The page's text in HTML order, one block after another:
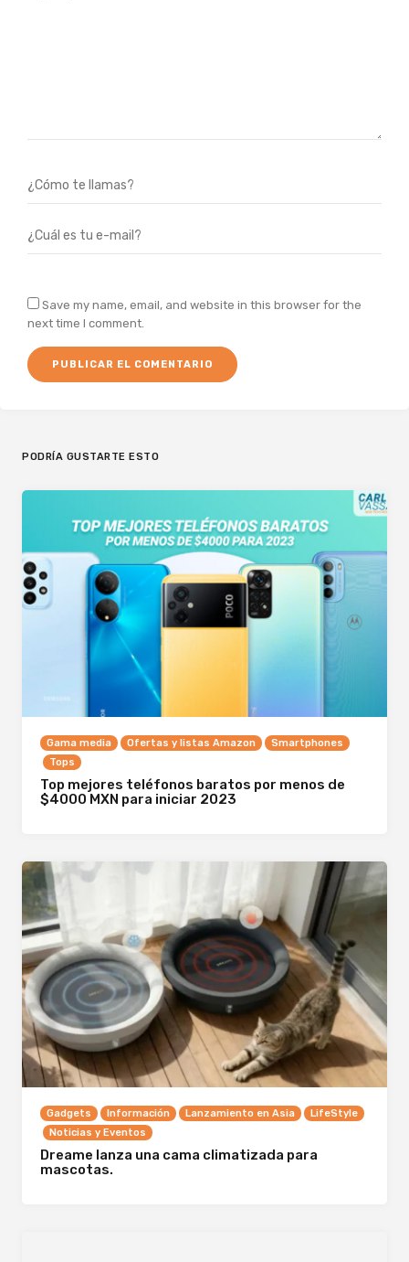
Save my name, email, and website in this browser for the
next time I comment.
PODRÍA GUSTARTE ESTO
Gama media Ofertas y listas Amazon
Smartphones
Tops
Top mejores teléfonos baratos por menos de
$4000 MXN para iniciar 2023
Gadgets Información Lanzamiento en Asia
LifeStyle
Noticias y Eventos
Dreame lanza una cama climatizada para
mascotas.